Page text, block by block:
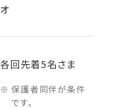
オ
各回先着5名さま
保護者同伴が条件
です。